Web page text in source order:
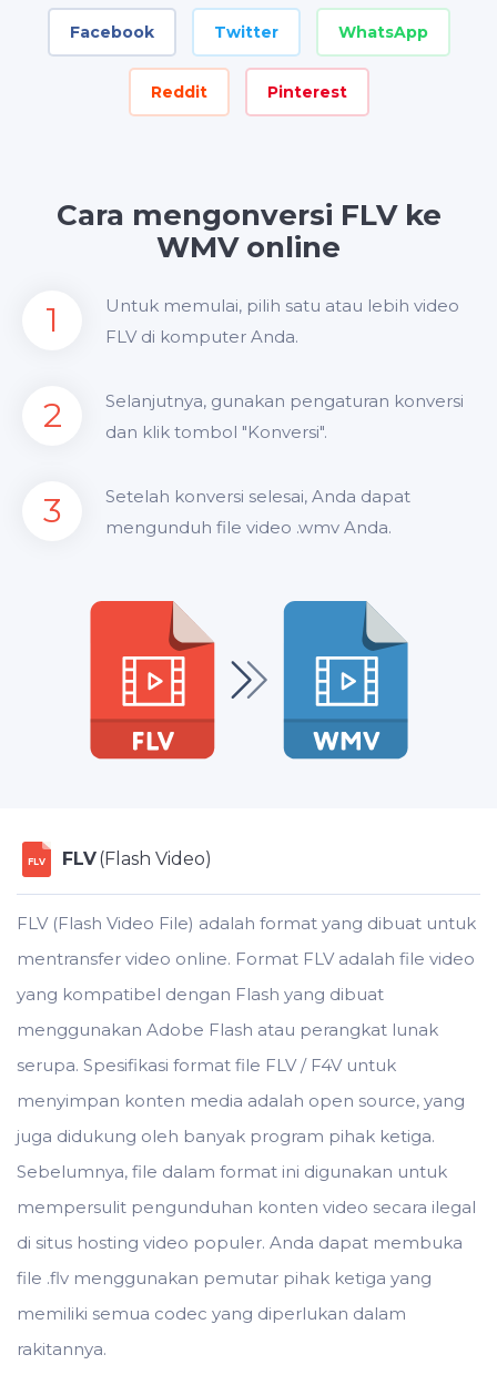
Facebook Twitter WhatsApp
Reddit Pinterest
Cara mengonversi FLV ke
WMV online
1
Untuk memulai, pilih satu atau lebih video
FLV di komputer Anda.
2
Selanjutnya, gunakan pengaturan konversi
dan klik tombol "Konversi".
3
Setelah konversi selesai, Anda dapat
mengunduh file video .wmv Anda.
FLV FLV(Flash Video)
FLV (Flash Video File) adalah format yang dibuat untuk
mentransfer video online. Format FLV adalah file video
yang kompatibel dengan Flash yang dibuat
menggunakan Adobe Flash atau perangkat lunak
serupa. Spesifikasi format file FLV / F4V untuk
menyimpan konten media adalah open source, yang
juga didukung oleh banyak program pihak ketiga.
Sebelumnya, file dalam format ini digunakan untuk
mempersulit pengunduhan konten video secara ilegal
di situs hosting video populer. Anda dapat membuka
file .flv menggunakan pemutar pihak ketiga yang
memiliki semua codec yang diperlukan dalam
rakitannya.